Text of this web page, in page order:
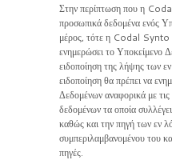
Στην περίπτωση που η
προσωπικά δεδομένα ενός
μέρος, τότε η Codal Synto
ενημερώσει το Υποκείμενο
ειδοποίηση της λήψης των
ειδοποίηση θα πρέπει να
Δεδομένων αναφορικά με
δεδομένων τα οποία
καθώς και την πηγή των εν
συμπεριλαμβανομένου του
πηγές.